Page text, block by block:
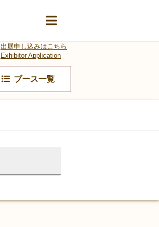
ブース一覧
出展申し込みはこちら
Exhibitor Application